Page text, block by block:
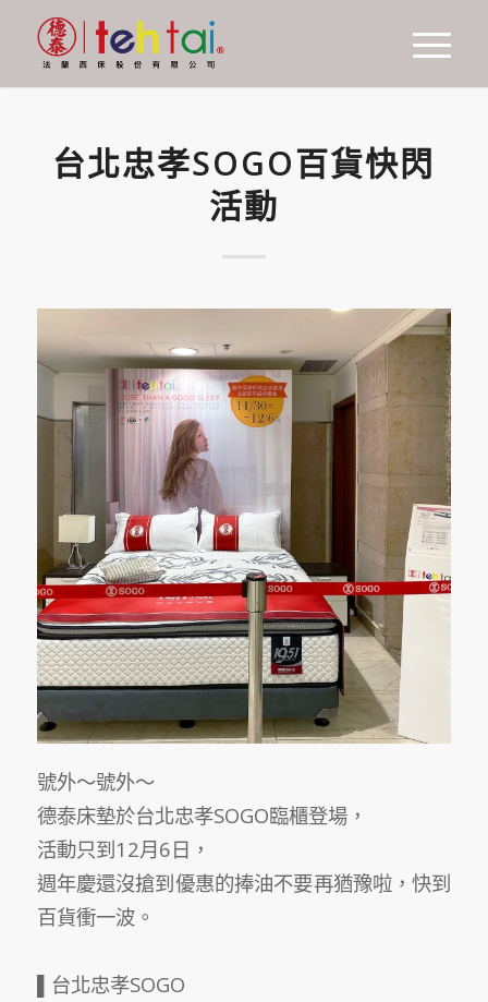
台北忠孝SOGO百貨快閃
活動
號外〜號外〜
德泰床墊於台北忠孝SOGO臨櫃登場，
活動只到12月6日，
週年慶還沒搶到優惠的捧油不要再猶豫啦，快到
百貨衝一波。
▌台北忠孝SOGO